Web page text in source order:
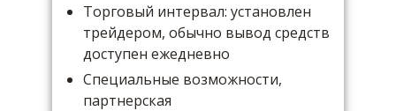
Торговый интервал: установлен
трейдером, обычно вывод средств
доступен ежедневно
Специальные возможности,
партнерская